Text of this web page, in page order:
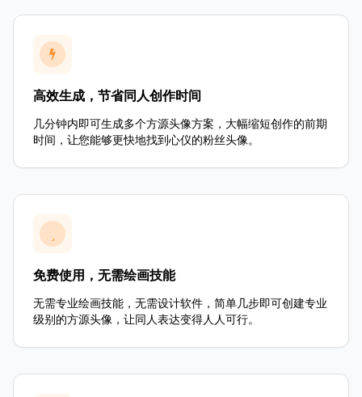
高效生成，节省同人创作时间
几分钟内即可生成多个方源头像方案，大幅缩短创作的前期
时间，让您能够更快地找到心仪的粉丝头像。
免费使用，无需绘画技能
无需专业绘画技能，无需设计软件，简单几步即可创建专业
级别的方源头像，让同人表达变得人人可行。